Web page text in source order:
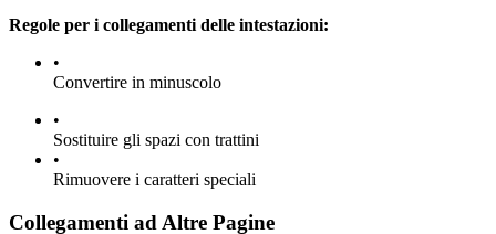
Regole per i collegamenti delle intestazioni:
•
Convertire in minuscolo
•
Sostituire gli spazi con trattini
•
Rimuovere i caratteri speciali
Collegamenti ad Altre Pagine